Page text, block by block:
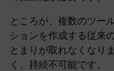
ところが、複数のツー
ションを作成する従来
とまりが取れなくなり
く、持続不可能です。